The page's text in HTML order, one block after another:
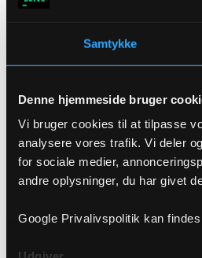
Samtykke
Denne hjemmeside bruger
Vi bruger cookies til at tilpasse
analysere vores trafik. Vi deler
for sociale medier,
andre oplysninger, du har givet
Google Privalivspolitik kan findes